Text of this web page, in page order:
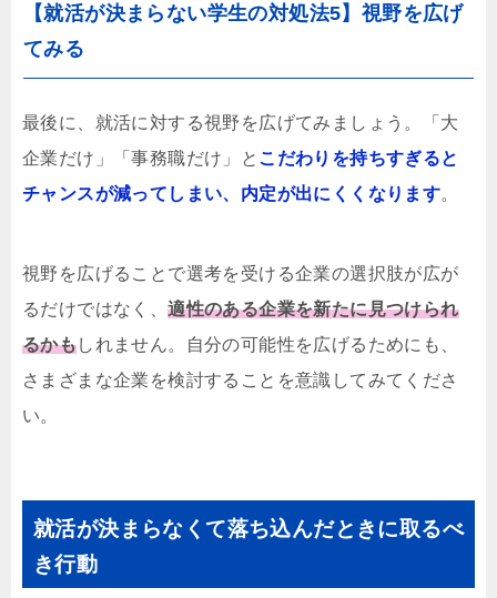
【就活が決まらない学生の対処法5】視野を広げ
てみる
最後に、就活に対する視野を広げてみましょう。「大
企業だけ」「事務職だけ」と こだわりを持ちすぎると
チャンスが減ってしまい、内定が出にくくなります。
視野を広げることで選考を受ける企業の選択肢が広が
るだけではなく、適性のある企業を新たに見つけられ
るかもしれません。自分の可能性を広げるためにも、
さまざまな企業を検討することを意識してみてくださ
い。
就活が決まらなくて落ち込んだときに取るべ
き行動